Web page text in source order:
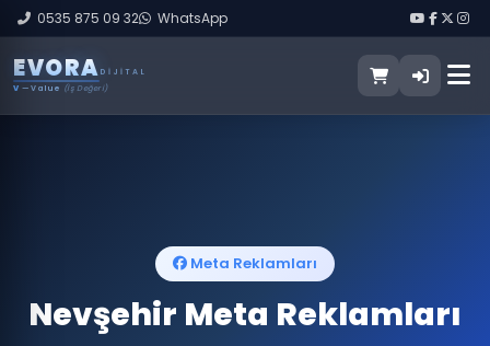
0535 875 09 32 WhatsApp
EVORA DIJITAL
V — Value (İş Değeri)
Meta Reklamları
Nevşehir Meta Reklamları